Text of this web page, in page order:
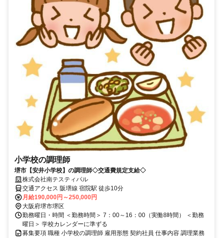
小学校の調理師
堺市【安井小学校】の調理師◇交通費規定支給◇
株式会社南テスティパル
交通アクセス 阪堺線 宿院駅 徒歩10分
月給190,000円～250,000円
大阪府堺市堺区
勤務曜日・時間 ＜勤務時間＞ 7：00～16：00（実働8時間） ＜勤務
曜日＞ 学校カレンダーに準ずる
募集要項 職種 小学校の調理師 雇用形態 契約社員 仕事内容 調理業務